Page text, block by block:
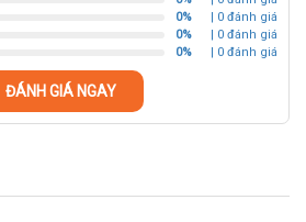
0%
| 0 đánh giá
0%
| 0 đánh giá
0% | 0 đánh giá
ĐÁNH GIÁ NGAY